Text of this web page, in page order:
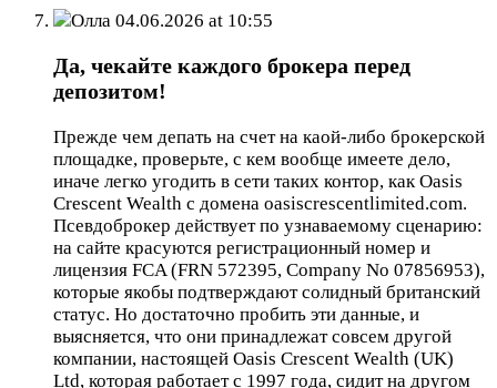
Олла 04.06.2026 at 10:55
Да, чекайте каждого брокера перед
депозитом!
Прежде чем депать на счет на каой-либо брокерской
площадке, проверьте, с кем вообще имеете дело,
иначе легко угодить в сети таких контор, как Oasis
Crescent Wealth с домена oasiscrescentlimited.com.
Псевдоброкер действует по узнаваемому сценарию:
на сайте красуются регистрационный номер и
лицензия FCA (FRN 572395, Company No 07856953),
которые якобы подтверждают солидный британский
статус. Но достаточно пробить эти данные, и
выясняется, что они принадлежат совсем другой
компании, настоящей Oasis Crescent Wealth (UK)
Ltd, которая работает с 1997 года, сидит на другом